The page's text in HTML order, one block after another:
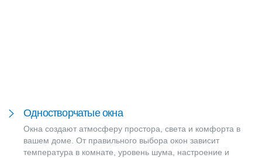
Одностворчатые окна
Окна создают атмосферу простора, света и комфорта в
вашем доме. От правильного выбора окон зависит
температура в комнате, уровень шума, настроение и